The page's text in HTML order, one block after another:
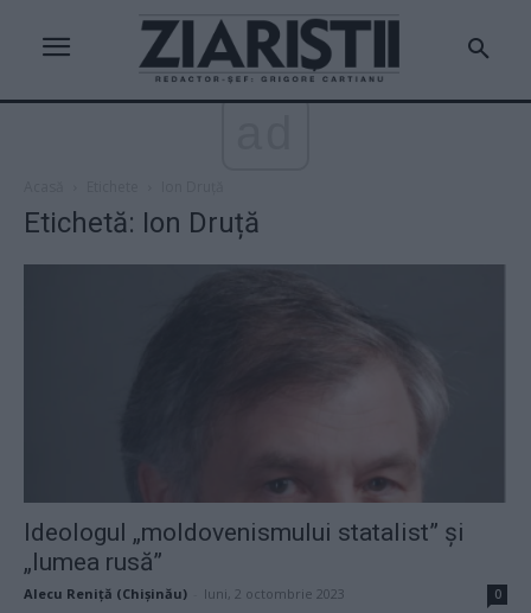
Etichetă: Ion Druță
Ideologul „moldovenismului statalist” și
„lumea rusă”
Alecu Reniță (Chișinău) luni, 2 octombrie 2023 0